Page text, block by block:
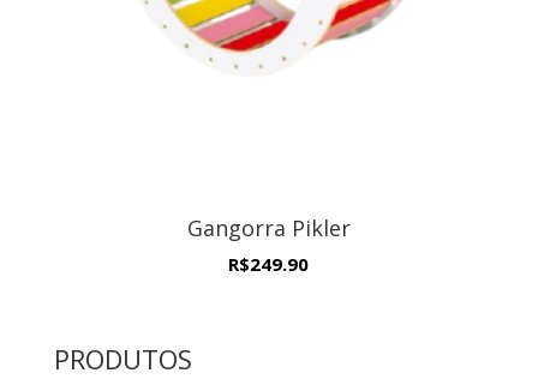
Gangorra Pikler
R$249.90
PRODUTOS